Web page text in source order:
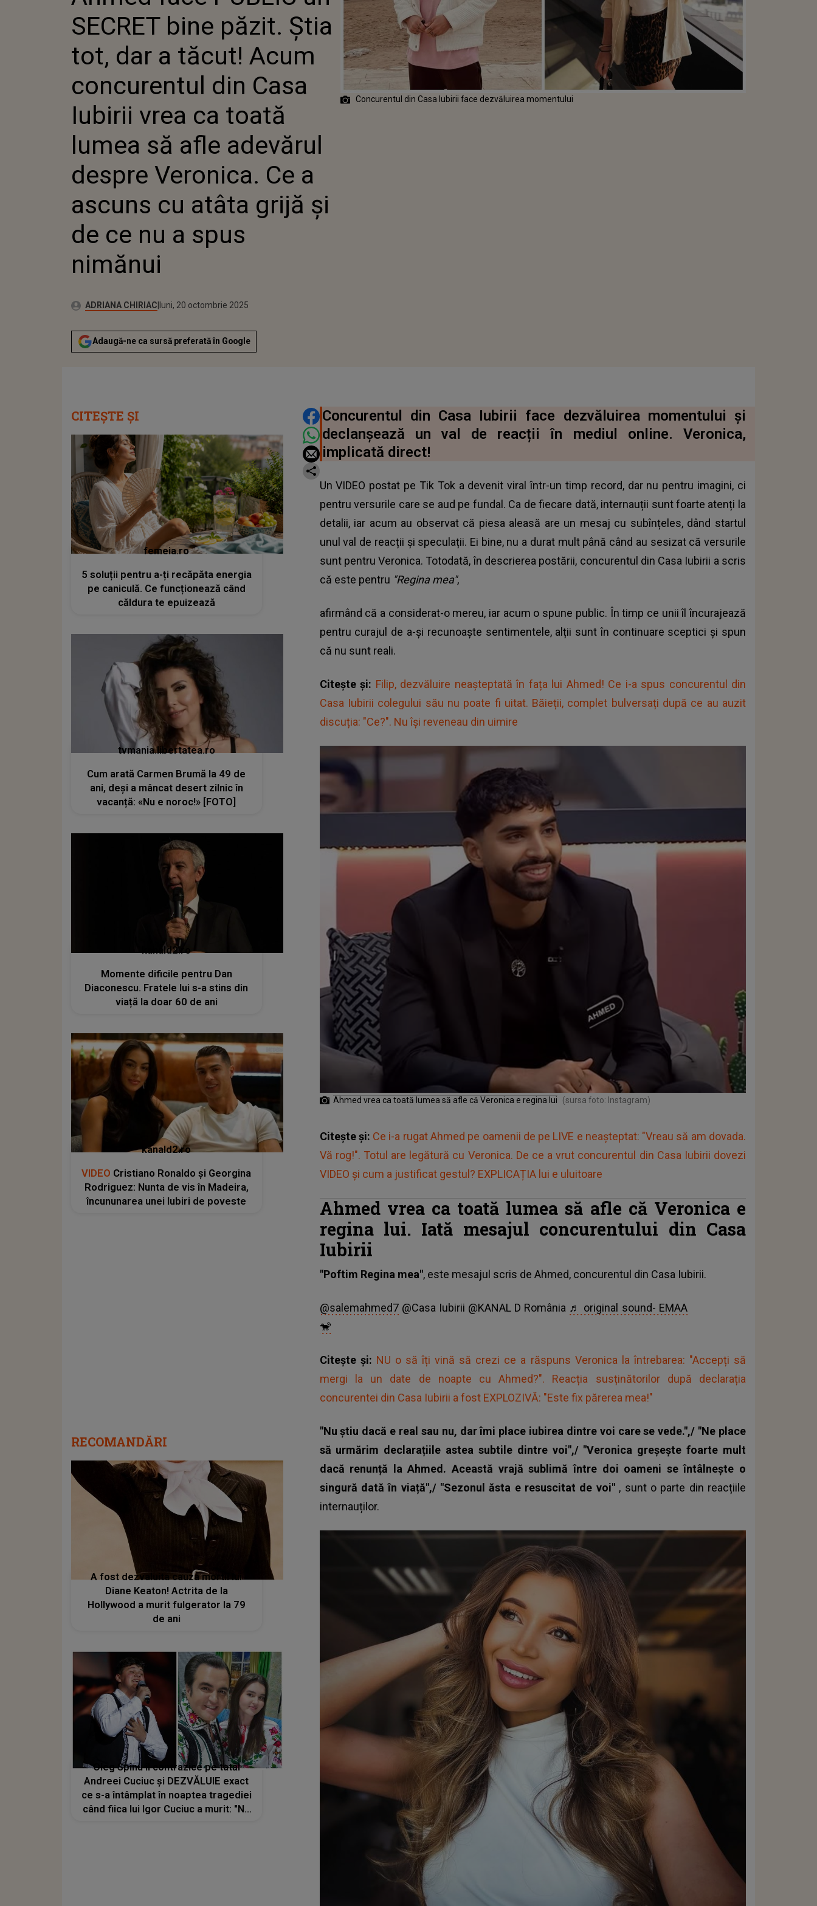
ACUM CONCURENTUL
DIN CASA IUBIRII VREA
CA TOATĂ LUMEA SĂ
AFLE ADEVĂRUL DESPRE
VERONICA. CE A ASCUNS
CU ATÂTA GRIJĂ ȘI DE CE
NU A SPUS NIMĂNUI
SECRET bine păzit. Știa
tot, dar a tăcut! Acum
concurentul din Casa
Iubirii vrea ca toată
lumea să afle adevărul
despre Veronica. Ce a
ascuns cu atâta grijă și
de ce nu a spus
nimănui
Autor:ADRIANA CHIRIACPublicat:
luni, 20 octombrie 2025
Actualizat:
luni, 20 octombrie 2025
Adaugă-ne ca sursă preferată în Google
Concurentul din Casa Iubirii face dezvăluirea momentului
DISTRIBUIE ARTICOLUL
Concurentul din Casa Iubirii face dezvăluirea momentului și
declanșează un val de reacții în mediul online. Veronica,
implicată direct!
Un VIDEO postat pe Tik Tok a devenit viral într-un timp record, dar nu pentru imagini, ci
pentru versurile care se aud pe fundal. Ca de fiecare dată, internauții sunt foarte atenți la
detalii, iar acum au observat că piesa aleasă are un mesaj cu subînțeles, dând startul
unul val de reacții și speculații. Ei bine, nu a durat mult până când au sesizat că versurile
sunt pentru Veronica. Totodată, în descrierea postării, concurentul din Casa Iubirii a scris
că este pentru "Regina mea",
afirmând că a considerat-o mereu, iar acum o spune public. În timp ce unii îl încurajează
pentru curajul de a-și recunoaște sentimentele, alții sunt în continuare sceptici și spun
că nu sunt reali.
Citește și: Filip, dezvăluire neașteptată în fața lui Ahmed! Ce i-a spus concurentul din
Casa Iubirii colegului său nu poate fi uitat. Băieții, complet bulversați după ce au auzit
discuția: "Ce?". Nu își reveneau din uimire
Ahmed vrea ca toată lumea să afle că Veronica e regina lui (sursa foto: Instagram)
Citește și: Ce i-a rugat Ahmed pe oamenii de pe LIVE e neașteptat: "Vreau să am dovada.
Vă rog!". Totul are legătură cu Veronica. De ce a vrut concurentul din Casa Iubirii dovezi
VIDEO și cum a justificat gestul? EXPLICAȚIA lui e uluitoare
Ahmed vrea ca toată lumea să afle că Veronica e
regina lui. Iată mesajul concurentului din Casa
Iubirii
"Poftim Regina mea", este mesajul scris de Ahmed, concurentul din Casa Iubirii.
@salemahmed7@Casa Iubirii @KANAL D România ♬ original sound- EMAA
🐒
Citește și: NU o să îți vină să crezi ce a răspuns Veronica la întrebarea: "Accepți să
mergi la un date de noapte cu Ahmed?". Reacția susținătorilor după declarația
concurentei din Casa Iubirii a fost EXPLOZIVĂ: "Este fix părerea mea!"
"Nu știu dacă e real sau nu, dar îmi place iubirea dintre voi care se vede.",/ "Ne place
să urmărim declarațiile astea subtile dintre voi",/ "Veronica greșește foarte mult
dacă renunță la Ahmed. Această vrajă sublimă între doi oameni se întâlnește o
singură dată în viață",/ "Sezonul ăsta e resuscitat de voi" , sunt o parte din reacțiile
internauților.
CITEȘTE ȘI
femeia.ro
5 soluții pentru a-ți recăpăta energia
pe caniculă. Ce funcționează când
căldura te epuizează
tvmania.libertatea.ro
Cum arată Carmen Brumă la 49 de
ani, deși a mâncat desert zilnic în
vacanță: «Nu e noroc!» [FOTO]
kanald2.ro
Momente dificile pentru Dan
Diaconescu. Fratele lui s-a stins din
viață la doar 60 de ani
kanald2.ro
VIDEO Cristiano Ronaldo și Georgina
Rodriguez: Nunta de vis în Madeira,
încununarea unei Iubiri de poveste
RECOMANDĂRI
A fost dezvaluita cauza mortii lui
Diane Keaton! Actrita de la
Hollywood a murit fulgerator la 79
de ani
Oleg Spînu îl contrazice pe tatăl
Andreei Cuciuc și DEZVĂLUIE exact
ce s-a întâmplat în noaptea tragediei
când fiica lui Igor Cuciuc a murit: "Nu